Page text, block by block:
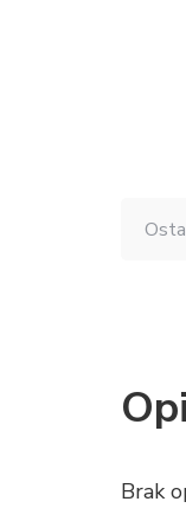
Brak